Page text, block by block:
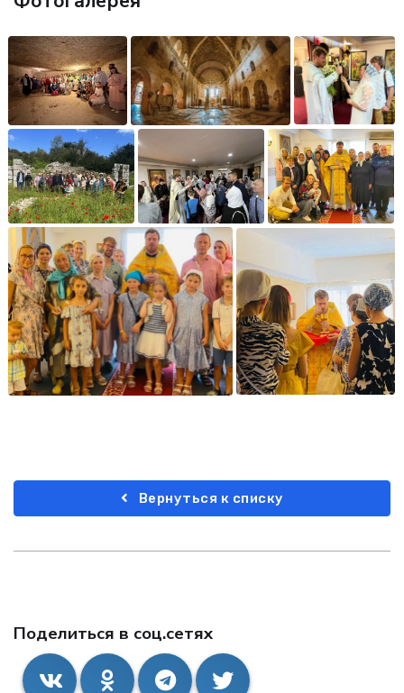
Поделиться в соц.сетях
Вернуться к списку